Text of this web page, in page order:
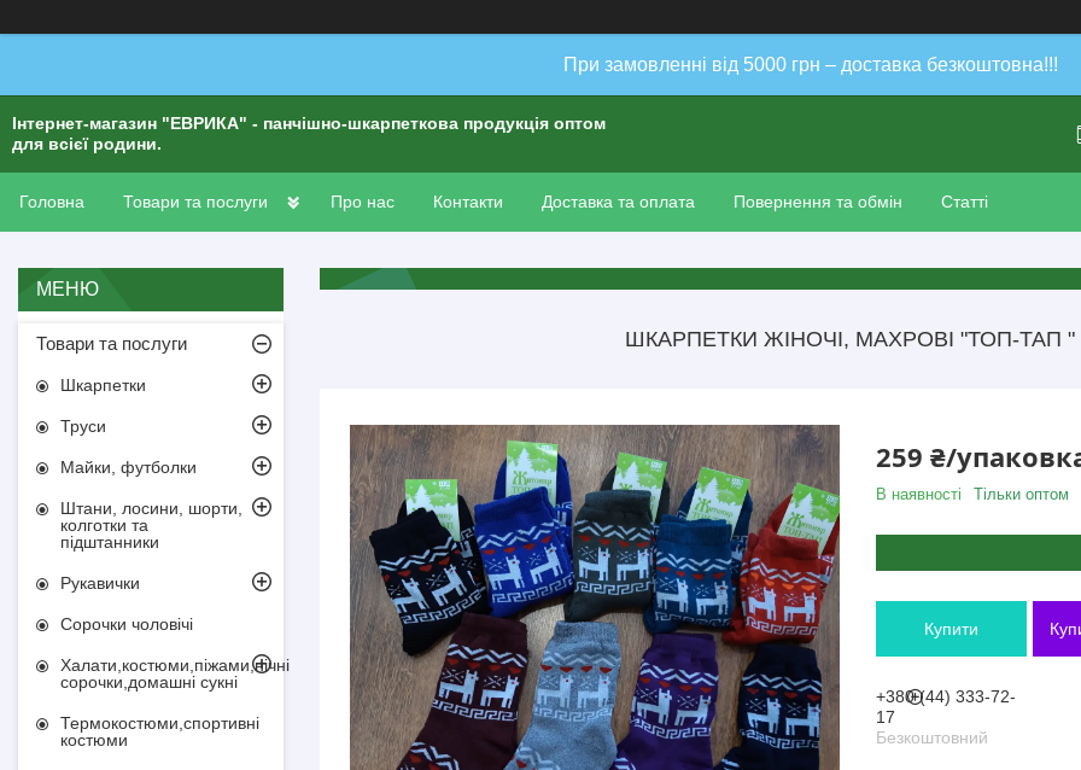
При замовленні від 5000 грн – доставка безкоштовна!!!
Інтернет-магазин "ЕВРИКА" - панчішно-шкарпеткова продукція оптом
для всієї родини.
Головна Товари та послуги Про нас Контакти Доставка та оплата Повернення та обмін Статті
ШКАРПЕТКИ ЖІНОЧІ, МАХРОВІ "ТОП-ТАП "
259 ₴/
В наявності Тільки оптом
Купити
+380 (44) 333-72-
17
Безкоштовний
Товари та послуги
Шкарпетки
Труси
Майки, футболки
Штани, лосини, шорти,
колготки та
підштанники
Рукавички
Сорочки чоловічі
Халати,костюми,піжами,нічні
сорочки,домашні сукні
Термокостюми,спортивні
костюми